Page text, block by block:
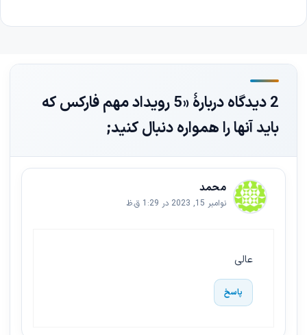
2 دیدگاه دربارهٔ «5 رویداد مهم فارکس که
باید آنها را همواره دنبال کنید;
محمد
نوامبر 15, 2023 در 1:29 ق.ظ
عالی
پاسخ